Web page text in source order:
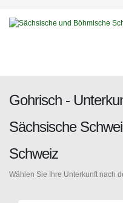
Gohrisch -
Sächsische
Schweiz
Wählen Sie Ihre Unterkunft nach